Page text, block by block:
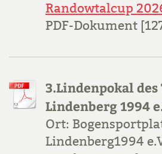
Randowtalcup
PDF-Dokument
3.Lindenpokal des
Lindenberg 1994
Ort:
Lindenberg1994